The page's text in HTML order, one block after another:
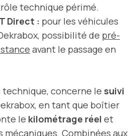
technique périmé.
Direct : pour les véhicules
possibilité de pré-
avant le passage en
technique, concerne le suivi
en tant que boîtier
le kilométrage réel et
Combinées aux